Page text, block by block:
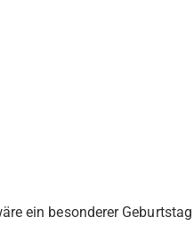
ein besonderer